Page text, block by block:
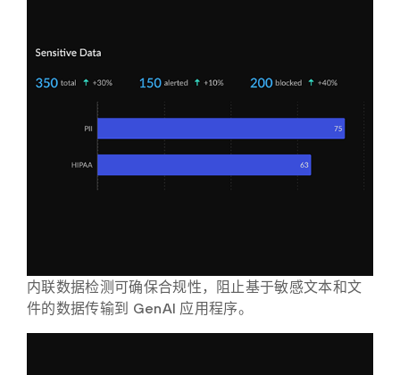
内联数据检测可确保合规性，阻止基于敏感文本和文
件的数据传输到 GenAI 应用程序。